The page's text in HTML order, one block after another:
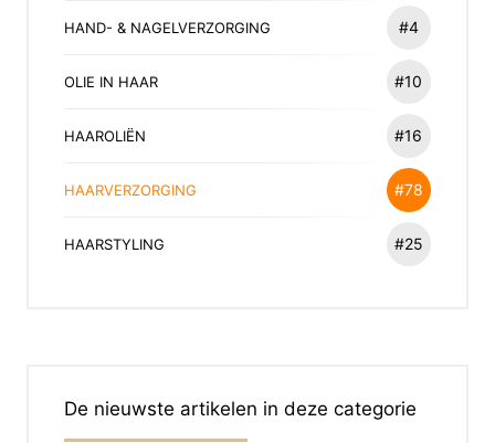
HAND- & NAGELVERZORGING #4
OLIE IN HAAR #10
HAAROLIËN #16
HAARVERZORGING #78
HAARSTYLING #25
De nieuwste artikelen in deze categorie